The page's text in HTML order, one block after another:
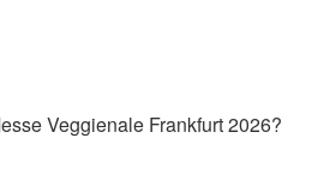
Veggienale Frankfurt 2026?